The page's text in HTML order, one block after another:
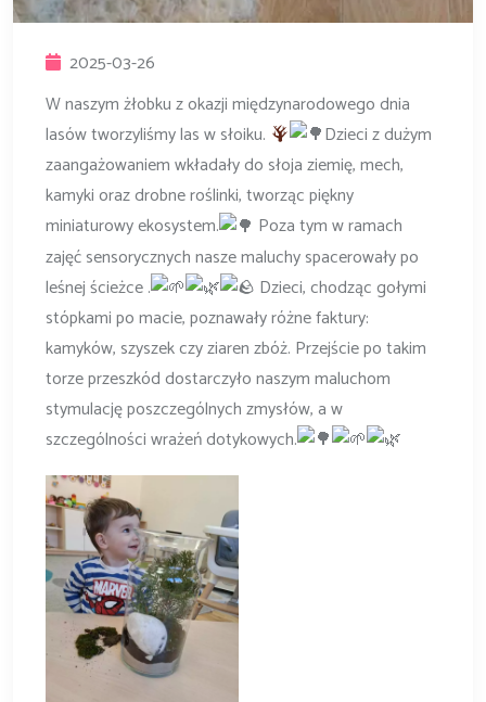
2025-03-26
W naszym żłobku z okazji międzynarodowego dnia
lasów tworzyliśmy las w słoiku.
Dzieci z dużym
zaangażowaniem wkładały do słoja ziemię, mech,
kamyki oraz drobne roślinki, tworząc piękny
miniaturowy ekosystem.
Poza tym w ramach
zajęć sensorycznych nasze maluchy spacerowały po
leśnej ścieżce .
Dzieci, chodząc gołymi
stópkami po macie, poznawały różne faktury:
kamyków, szyszek czy ziaren zbóż. Przejście po takim
torze przeszkód dostarczyło naszym maluchom
stymulację poszczególnych zmysłów, a w
szczególności wrażeń dotykowych.